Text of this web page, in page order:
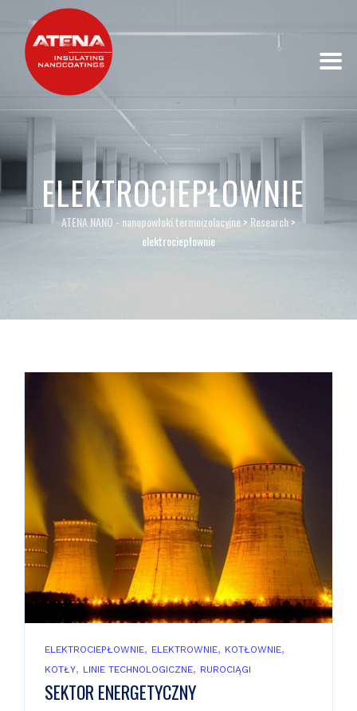
ELEKTROCIEPŁOWNIE
ATENA NANO - nanopowłoki termoizolacyjne> Research>
elektrociepłownie
ELEKTROCIEPŁOWNIE, ELEKTROWNIE, KOTŁOWNIE,
KOTŁY, LINIE TECHNOLOGICZNE, RUROCIĄGI
SEKTOR ENERGETYCZNY